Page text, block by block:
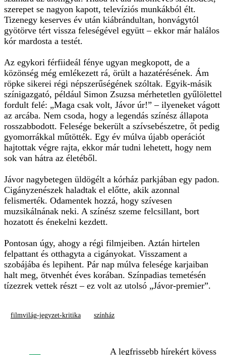
szerepet se nagyon kapott, televíziós munkákból élt.
Tizenegy keserves év után kiábrándultan, honvágytól
gyötörve tért vissza feleségével együtt – ekkor már halálos
kór mardosta a testét.
Az egykori férfiideál fénye ugyan megkopott, de a
közönség még emlékezett rá, örült a hazatérésének. Ám
röpke sikerei régi népszerűségének szóltak. Egyik-másik
színigazgató, például Simon Zsuzsa mérhetetlen gyűlölettel
fordult felé: „Maga csak volt, Jávor úr!” – ilyeneket vágott
az arcába. Nem csoda, hogy a legendás színész állapota
rosszabbodott. Felesége bekerült a szívsebészetre, őt pedig
gyomorrákkal műtötték. Egy év múlva újabb operációt
hajtottak végre rajta, ekkor már tudni lehetett, hogy nem
sok van hátra az életéből.
Jávor nagybetegen üldögélt a kórház parkjában egy padon.
Cigányzenészek haladtak el előtte, akik azonnal
felismerték. Odamentek hozzá, hogy szívesen
muzsikálnának neki. A színész szeme felcsillant, bort
hozatott és énekelni kezdett.
Pontosan úgy, ahogy a régi filmjeiben. Aztán hirtelen
felpattant és otthagyta a cigányokat. Visszament a
szobájába és lepihent. Pár nap múlva felesége karjaiban
halt meg, ötvenhét éves korában. Színpadias temetésén
tízezrek vettek részt – ez volt az utolsó „Jávor-premier”.
filmvilág-jegyzet-kritika színház
A legfrissebb hírekért kövess